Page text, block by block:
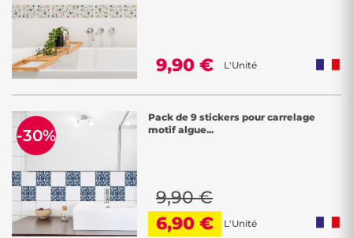
9,90 € L'Unité
Pack de 9 stickers pour carrelage
motif algue...
9,90 €
6,90 €
L'Unité
-30%